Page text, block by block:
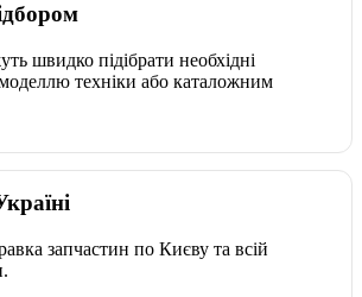
швидко підібрати необхідні
техніки або каталожним
запчастин по Києву та всій